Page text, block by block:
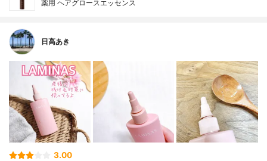
薬用 ヘアグロースエッセンス
日高あき
3.00